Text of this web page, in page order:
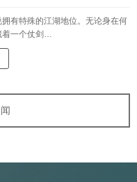
有特殊的江湖地位。无论身在何
着一个仗剑…